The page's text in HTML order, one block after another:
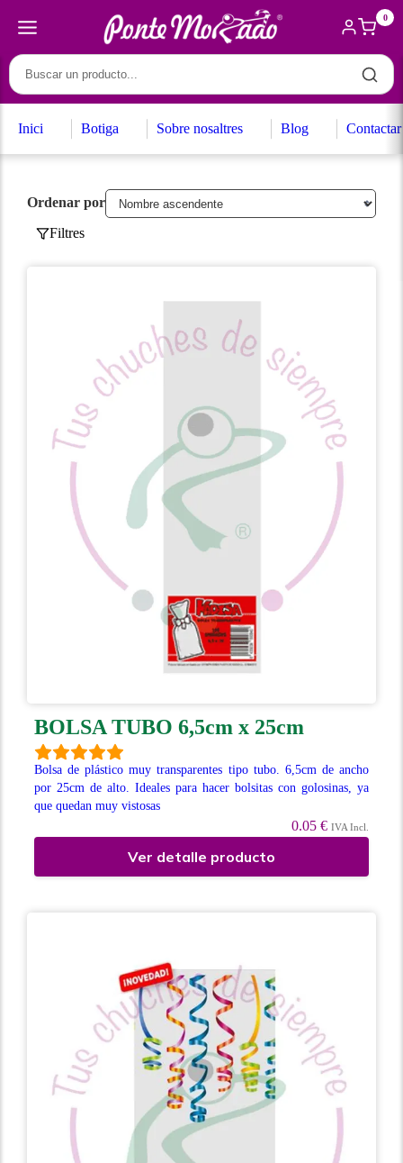
0
Inici Botiga Sobre nosaltres Blog Contactar
Ordenar por
Filtres
BOLSA TUBO 6,5cm x 25cm
Bolsa de plástico muy transparentes tipo tubo. 6,5cm de ancho
por 25cm de alto. Ideales para hacer bolsitas con golosinas, ya
que quedan muy vistosas
0.05 € IVA Incl.
Ver detalle producto